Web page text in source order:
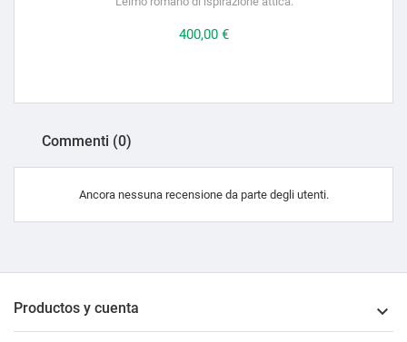
Prezzo
400,00 €
Commenti (0)
Ancora nessuna recensione da parte degli utenti.
Productos y cuenta 